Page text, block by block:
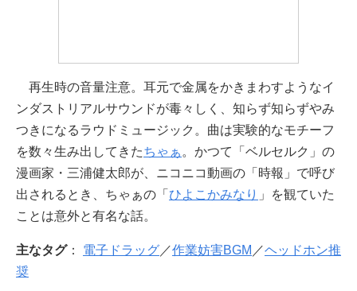
再生時の音量注意。耳元で金属をかきまわすようなイ
ンダストリアルサウンドが毒々しく、知らず知らずやみ
つきになるラウドミュージック。曲は実験的なモチーフ
を数々生み出してきたちゃぁ 。かつて「ベルセルク」の
漫画家・三浦健太郎が、ニコニコ動画の「時報」で呼び
出されるとき、ちゃぁの「 ひよこかみなり 」を観ていた
ことは意外と有名な話。
主なタグ： 電子ドラッグ ／作業妨害BGM ／ヘッドホン推
奨